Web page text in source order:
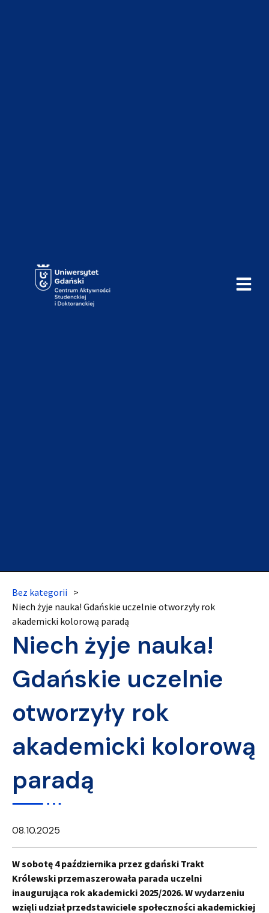
Bez kategorii >
Niech żyje nauka! Gdańskie uczelnie otworzyły rok
akademicki kolorową paradą
Niech żyje nauka!
Gdańskie uczelnie
otworzyły rok
akademicki kolorową
paradą
08.10.2025
W sobotę 4 października przez gdański Trakt
Królewski przemaszerowała parada uczelni
inaugurująca rok akademicki 2025/2026. W wydarzeniu
wzięli udział przedstawiciele społeczności akademickiej